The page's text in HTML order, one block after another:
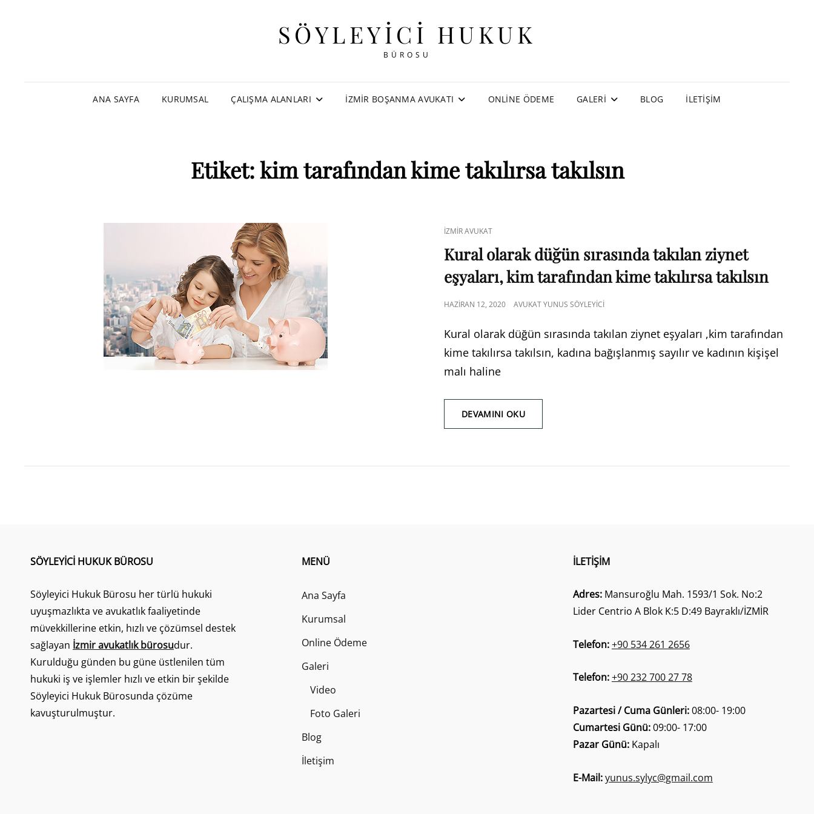
SÖYLEYICI HUKUK
BÜROSU
ANA SAYFA KURUMSAL ÇALIŞMA ALANLARI İZMIR BOŞANMA AVUKATI ONLINE ÖDEME GALERI BLOG İLETIŞIM
Etiket:kim tarafından kime takılırsa takılsın
CAT
LINKS
İZMIR AVUKAT
Kural olarak düğün sırasında takılan ziynet
eşyaları, kim tarafından kime takılırsa takılsın
POSTED
HAZIRAN 12, 2020 AVUKAT YUNUS SÖYLEYICI
Kural olarak düğün sırasında takılan ziynet eşyaları ,kim tarafından
kime takılırsa takılsın, kadına bağışlanmış sayılır ve kadının kişişel
malı haline
DEVAMINI OKUKURAL
OLARAK
TAKILAN
SÖYLEYICI HUKUK BÜROSU
Söyleyici Hukuk Bürosu her türlü hukuki
uyuşmazlıkta ve avukatlık faaliyetinde
müvekkillerine etkin, hızlı ve çözümsel destek
sağlayan İzmir avukatlık bürosudur.
Kurulduğu günden bu güne üstlenilen tüm
hukuki iş ve işlemler hızlı ve etkin bir şekilde
Söyleyici Hukuk Bürosunda çözüme
kavuşturulmuştur.
MENÜ
Ana Sayfa
Kurumsal
Online Ödeme
Galeri
Video
Foto Galeri
Blog
İletişim
İLETIŞIM
Adres:Mansuroğlu Mah. 1593/1 Sok. No:2
Lider Centrio A Blok K:5 D:49 Bayraklı/İZMİR
Telefon:+90 534 261 2656
Telefon:+90 232 700 27 78
Pazartesi / Cuma Günleri:08:00- 19:00
Cumartesi Günü:09:00- 17:00
Pazar Günü:Kapalı
E-Mail:yunus.sylyc@gmail.com